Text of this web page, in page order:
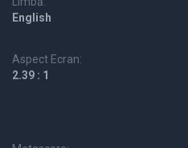
English
Aspect Ecran:
2.39 : 1